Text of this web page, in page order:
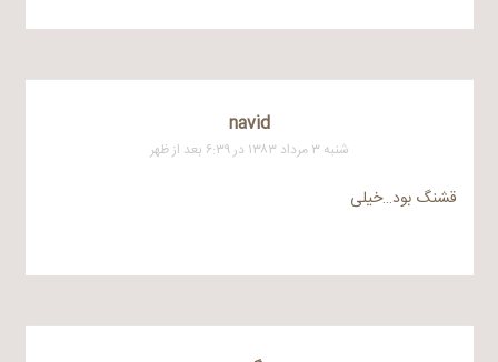
navid
شنبه ۳ مرداد ۱۳۸۳ در ۶:۳۹ بعد از ظهر
قشنگ بود…خیلی